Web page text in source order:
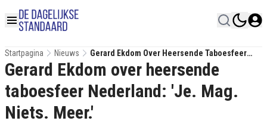
Startpagina Nieuws
Gerard Ekdom Over Heersende Taboesfeer
Nederland: 'Je. Mag. Niets. Meer.'
Gerard Ekdom over heersende
taboesfeer Nederland: 'Je. Mag.
Niets. Meer.'